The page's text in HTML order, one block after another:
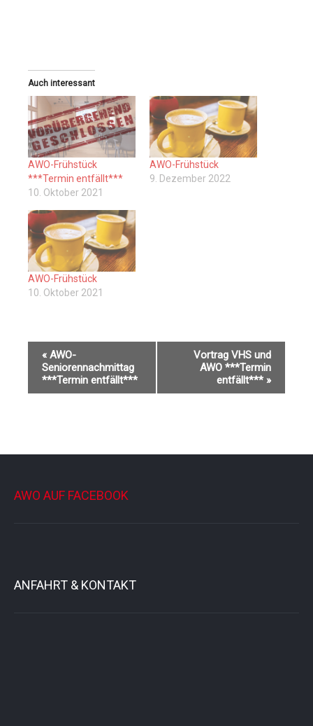
Auch interessant
AWO-Frühstück
***Termin entfällt***
10. Oktober 2021
AWO-Frühstück
9. Dezember 2022
AWO-Frühstück
10. Oktober 2021
n
g
a
« AWO-
Seniorennachmittag
***Termin entfällt***
Vortrag VHS und
AWO ***Termin
entfällt*** »
AWO AUF FACEBOOK
ANFAHRT & KONTAKT